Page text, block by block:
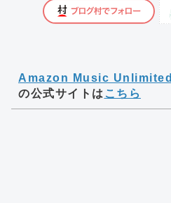
Amazon Music Unlimited
の公式サイトは こちら